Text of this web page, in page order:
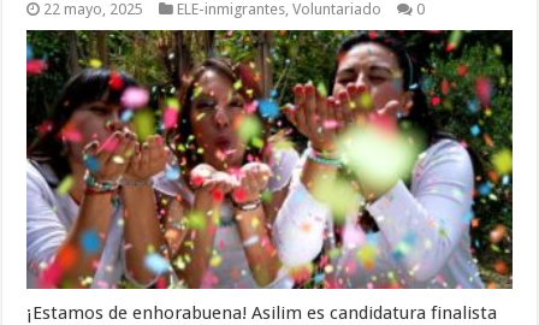
22 mayo, 2025 ELE-inmigrantes,Voluntariado 0
¡Estamos de enhorabuena! Asilim es candidatura finalista